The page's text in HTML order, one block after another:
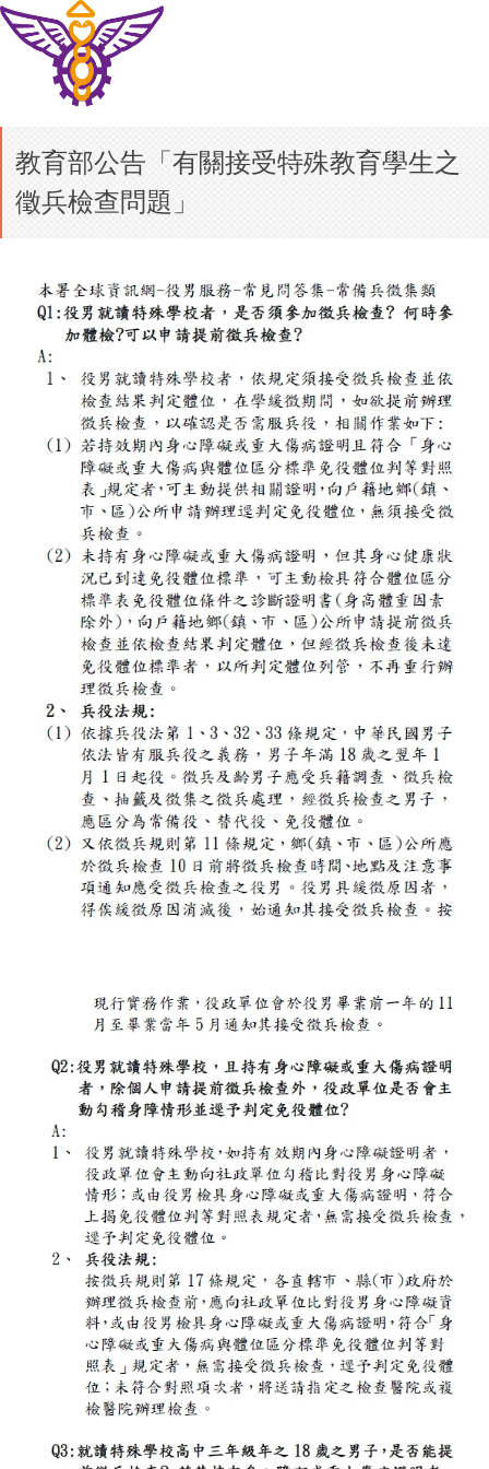
教育部公告「有關接受特殊教育學生之
徵兵檢查問題」